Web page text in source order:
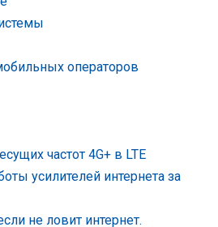
операторов
частот 4G+ в LTE
усилителей интернета за
не ловит интернет.